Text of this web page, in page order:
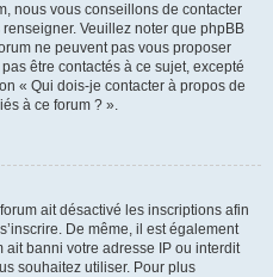
nous vous conseillons de contacter
Veuillez noter que phpBB
ne peuvent pas vous proposer
être contactés à ce sujet, excepté
« Qui dois-je contacter à propos de
à ce forum ? ».
ait désactivé les inscriptions afin
De même, il est également
ait banni votre adresse IP ou interdit
souhaitez utiliser. Pour plus